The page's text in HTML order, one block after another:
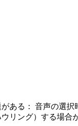
ある： 音声の選
リング）する場合